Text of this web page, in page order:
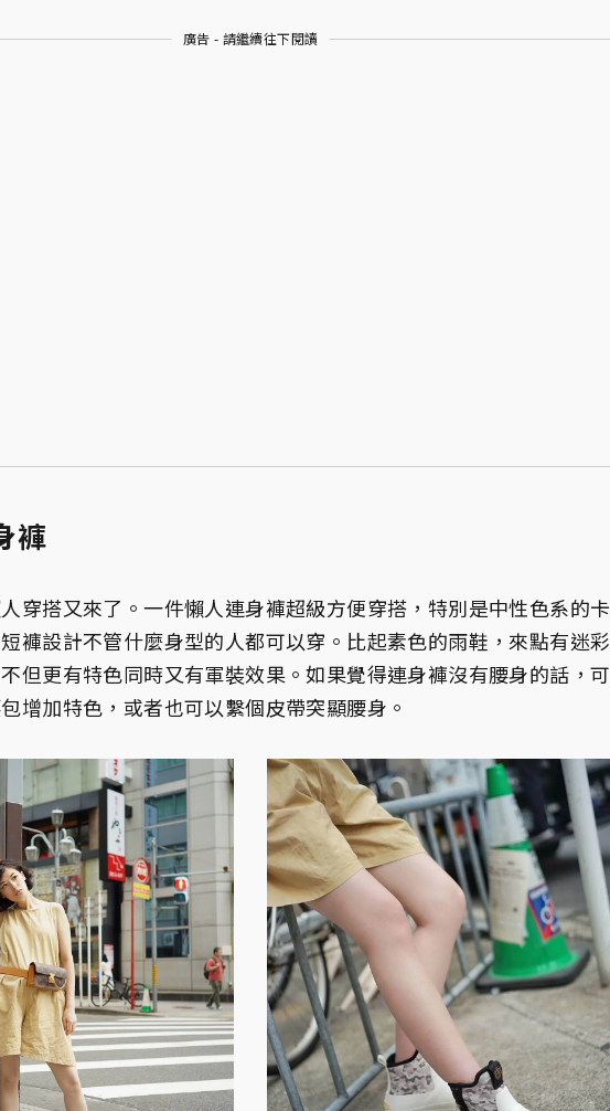
廣告 - 請繼續往下閱讀
褲
穿搭又來了。一件懶人連身褲超級方便穿搭，特別是中性色系的卡
褲設計不管什麼身型的人都可以穿。比起素色的雨鞋，來點有迷彩
但更有特色同時又有軍裝效果。如果覺得連身褲沒有腰身的話，可
增加特色，或者也可以繫個皮帶突顯腰身。